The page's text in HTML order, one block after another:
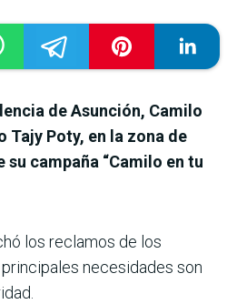
de Asunción, Camilo
Tajy Poty, en la zona de
campaña “Camilo en tu
los reclamos de los
necesidades son